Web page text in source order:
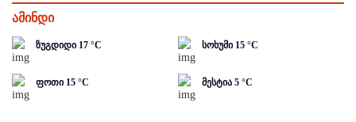
ამინდი
ზუგდიდი 17 °C სოხუმი 15 °C
ფოთი 15 °C მესტია 5 °C